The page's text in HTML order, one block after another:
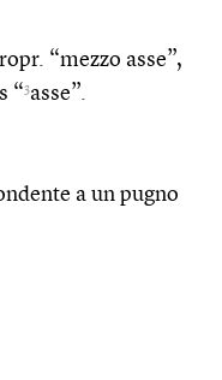
“mezzo asse”,
“3asse”.
a un pugno